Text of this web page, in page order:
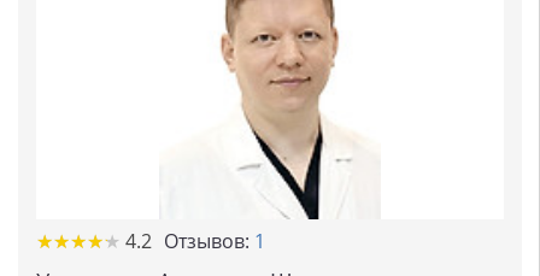
★★★★★
★★★★★ 4.2 Отзывов: 1